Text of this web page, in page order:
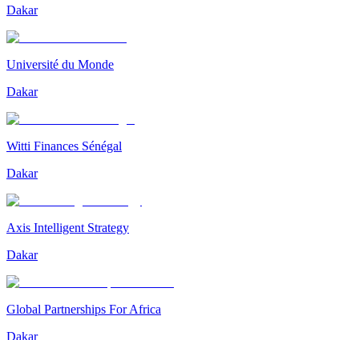
Dakar
Université du Monde
Dakar
Witti Finances Sénégal
Dakar
Axis Intelligent Strategy
Dakar
Global Partnerships For Africa
Dakar